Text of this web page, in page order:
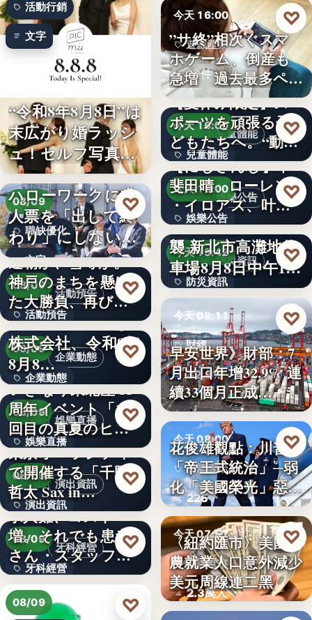
活動行銷
文字
“令和8年8月8日”は
末広がり婚ラッシ
ュ！セルフ写真館
「…
08/09
職缺優化
文字
ハローワークに求
人票を「出して終
わり」にしない。
求人票・…
♡
活動預告
08/09
活動預告
300人
連覇か、雪辱か。
神戸のまちを懸け
た大勝負、再び！
…
♡
企業動態
08/09
企業動態
文字
Internnect Group
株式会社、令和8年
8月8…
♡
娛樂直播
08/09
娛樂直播
11
いぎなり東北産 11
周年イベント「11
回目の真夏のヒロ
イ…
♡
演出資訊
08/09
演出資訊
3
東京オペラシティ
で開催する「千野
哲太 Sax in…
♡
牙科經營
08/09
牙科經營
3,700万円
求人難、コスト
増。それでも患者
さん・スタッフ・
院長を豊か…
♡
08/09 ♡
今天 16:00
遊戲產業
10件
”サ終”相次ぐスマ
ホゲーム、倒産も
急増 過去最多ペー
スで…
♡
兒童體能
今天 16:00
兒童體能
0円
【夏休み限定】ス
ポーツを頑張る子
どもたちへ。“動け
る身体…
♡
娛樂公告
今天 16:00
娛樂公告
30
【にじさんじ】甲
斐田晴、ローレン
・イロアス、叶ワ
ンマンラ…
♡
防災資訊
今天 13:42
防災資訊
文字
因應白海豚颱風來
襲 新北市高灘地停
車場8月8日中午12
時…
♡
今天 08:11
財經
32.9%
早安世界》財部：7
月出口年增32.9% 連
續33個月正成…
♡
今天 08:00
美國政治
225
花俊雄觀點：川普
「帝王式統治」─弱
化「美國榮光」惡化
「民…
♡
今天 07:57
財經匯市
2.3萬人
〈紐約匯市〉美國非
農就業人口意外減少
美元周線連二黑
♡